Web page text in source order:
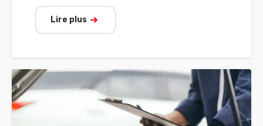
freinage.
Lire plus